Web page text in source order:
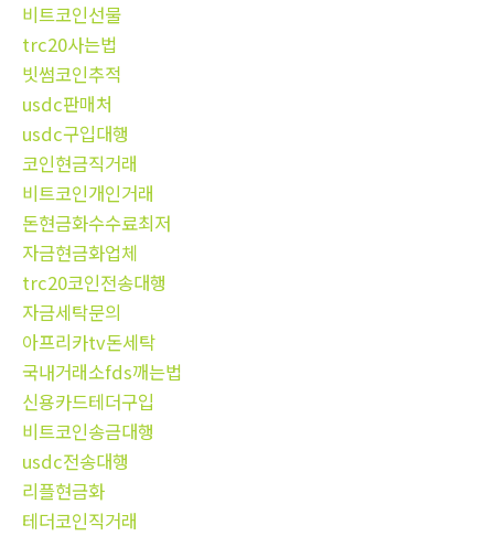
비트코인선물
trc20사는법
빗썸코인추적
usdc판매처
usdc구입대행
코인현금직거래
비트코인개인거래
돈현금화수수료최저
자금현금화업체
trc20코인전송대행
자금세탁문의
아프리카tv돈세탁
국내거래소fds깨는법
신용카드테더구입
비트코인송금대행
usdc전송대행
리플현금화
테더코인직거래